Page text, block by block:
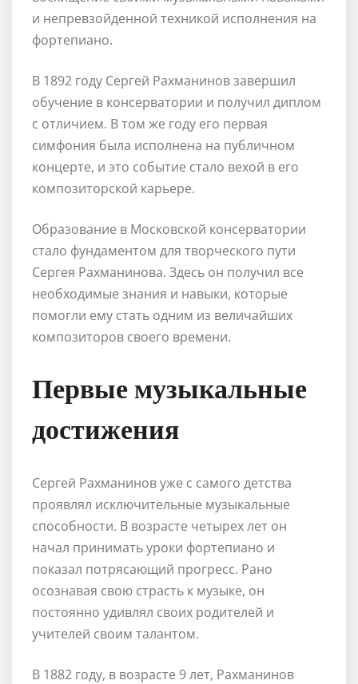
и непревзойденной техникой исполнения на
фортепиано.
В 1892 году Сергей Рахманинов завершил
обучение в консерватории и получил диплом
с отличием. В том же году его первая
симфония была исполнена на публичном
концерте, и это событие стало вехой в его
композиторской карьере.
Образование в Московской консерватории
стало фундаментом для творческого пути
Сергея Рахманинова. Здесь он получил все
необходимые знания и навыки, которые
помогли ему стать одним из величайших
композиторов своего времени.
Первые музыкальные
достижения
Сергей Рахманинов уже с самого детства
проявлял исключительные музыкальные
способности. В возрасте четырех лет он
начал принимать уроки фортепиано и
показал потрясающий прогресс. Рано
осознавая свою страсть к музыке, он
постоянно удивлял своих родителей и
учителей своим талантом.
В 1882 году, в возрасте 9 лет, Рахманинов